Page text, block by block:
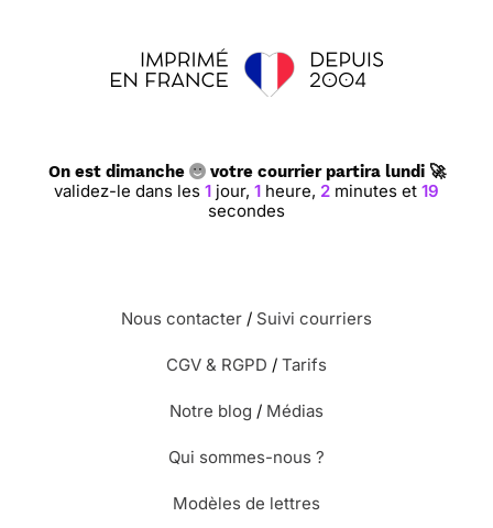
On est dimanche votre courrier partira lundi 🚀
validez-le dans les 1 jour, 1 heure, 2 minutes et 19
secondes
Nous contacter / Suivi courriers
CGV & RGPD / Tarifs
Notre blog / Médias
Qui sommes-nous ?
Modèles de lettres